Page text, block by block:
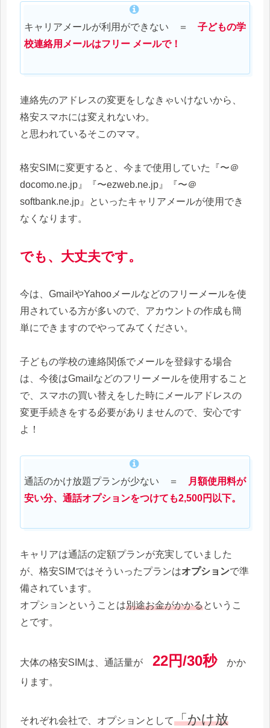
キャリアメールが利用ができない ＝ 子どもの学
校連絡用メールはフリー メールで！
連絡先のアドレスの変更をしなきゃいけないから、
格安スマホには変えれないわ。
と思われているそこのママ。
格安SIMに変更すると、今まで使用していた『〜＠
docomo.ne.jp』『〜ezweb.ne.jp』『〜＠
softbank.ne.jp』といったキャリアメールが使用でき
なくなります。
でも、大丈夫です。
今は、GmailやYahooメールなどのフリーメールを使
用されている方が多いので、アカウントの作成も簡
単にできますのでやってみてください。
子どもの学校の連絡関係でメールを登録する場合
は、今後はGmailなどのフリーメールを使用すること
で、スマホの買い替えをした時にメールアドレスの
変更手続きをする必要がありませんので、安心です
よ！
通話のかけ放題プランが少ない ＝
月額使用料が
安い分、通話オプションをつけても2,500円以下。
キャリアは通話の定額プランが充実していました
が、格安SIMではそういったプランはオプションで準
備されています。
オプションということは別途お金がかかるというこ
とです。
大体の格安SIMは、通話量が 22円/30秒かか
ります。
それぞれ会社で、オプションとして「かけ放